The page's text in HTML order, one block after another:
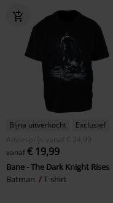
Bijna uitverkocht
Exclusief
Adviesprijs
vanaf € 24,99
vanaf€ 19,99
Bane - The Dark Knight Rises
Batman
T-shirt